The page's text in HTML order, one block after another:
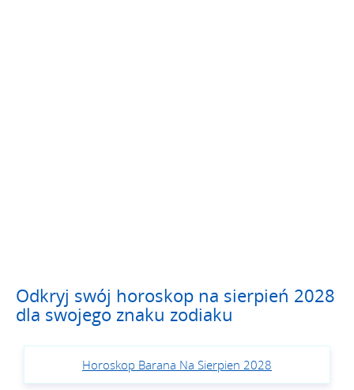
Odkryj swój horoskop na sierpień 2028
dla swojego znaku zodiaku
Horoskop Barana Na Sierpien 2028